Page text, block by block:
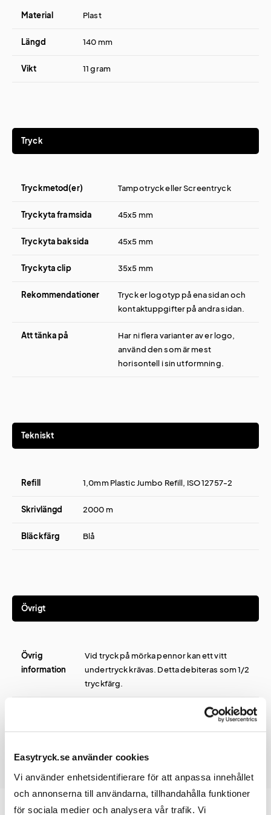
Easytryck.se använder cookies
Vi använder enhetsidentifierare för att anpassa innehållet
och annonserna till användarna, tillhandahålla funktioner
för sociala medier och analysera vår trafik. Vi
Material Plast
Längd 140 mm
Vikt 11 gram
Tryck
Tryckmetod(er) Tampotryck eller Screentryck
Tryckyta framsida 45x5 mm
Tryckyta baksida 45x5 mm
Tryckyta clip 35x5 mm
Rekommendationer
Tryck er logotyp på ena sidan och
kontaktuppgifter på andra sidan.
Att tänka på
Har ni flera varianter av er logo,
använd den som är mest
horisontell i sin utformning.
Tekniskt
Refill 1,0mm Plastic Jumbo Refill, ISO 12757-2
Skrivlängd 2000 m
Bläckfärg Blå
Övrigt
Övrig
information
Vid tryck på mörka pennor kan ett vitt
undertryck krävas. Detta debiteras som 1/2
tryckfärg.